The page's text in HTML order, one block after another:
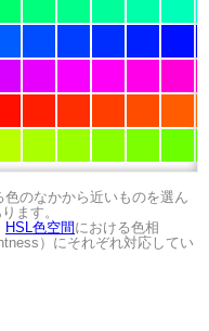
のなかから近いものを選ん
ます。
HSL色空間 における色相
）にそれぞれ対応してい